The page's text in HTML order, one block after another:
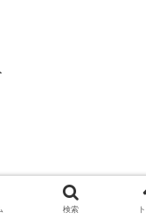
検索